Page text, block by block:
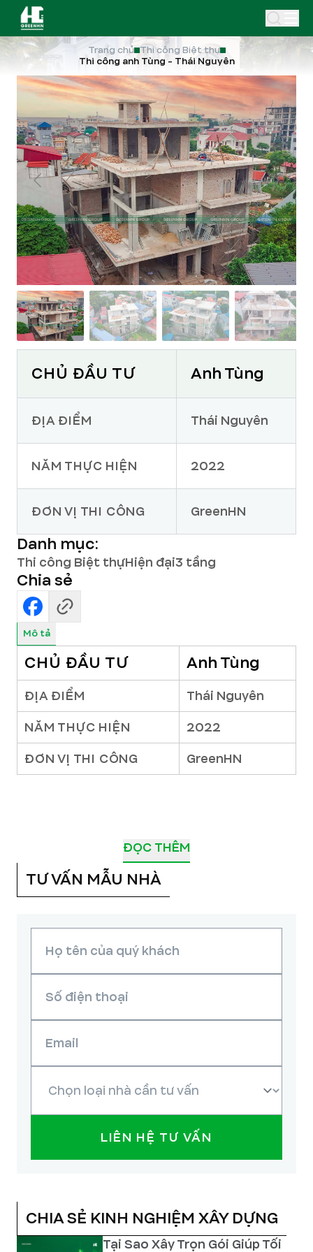
Trang chủ Thi công Biệt thự
Thi công anh Tùng - Thái Nguyên
CHỦ ĐẦU TƯ Anh Tùng
ĐỊA ĐIỂM Thái Nguyên
NĂM THỰC HIỆN 2022
ĐƠN VỊ THI CÔNG GreenHN
Danh mục:
Thi công Biệt thựHiện đại3 tầng
Chia sẻ
Mô tả
CHỦ ĐẦU TƯ Anh Tùng
ĐỊA ĐIỂM
Thái Nguyên
NĂM THỰC HIỆN
2022
ĐƠN VỊ THI CÔNG
GreenHN
ĐỌC THÊM
TƯ VẤN MẪU NHÀ
LIÊN HỆ TƯ VẤN
CHIA SẺ KINH NGHIỆM XÂY DỰNG
Tại Sao Xây Trọn Gói Giúp Tối